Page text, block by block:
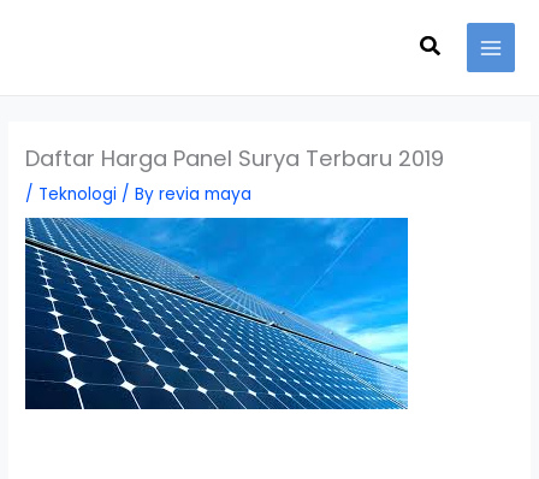
Search
Daftar Harga Panel Surya Terbaru 2019
/ Teknologi / Byrevia maya